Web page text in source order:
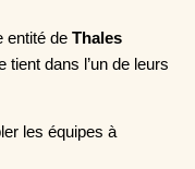
entité de Thales
tient dans l’un de leurs
les équipes à